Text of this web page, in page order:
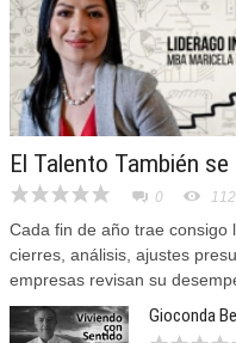
El Talento También
0
Cada fin de año trae consigo
cierres, análisis, ajustes
empresas revisan su
Gioconda